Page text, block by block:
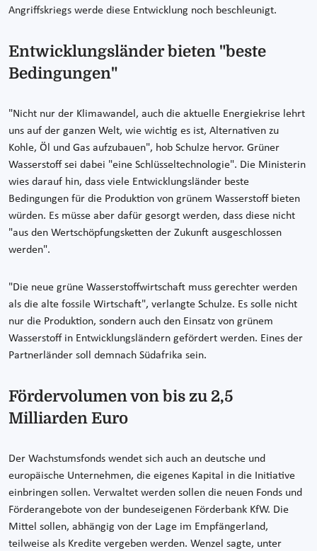
Angriffskriegs werde diese Entwicklung noch beschleunigt.
Entwicklungsländer bieten "beste
Bedingungen"
"Nicht nur der Klimawandel, auch die aktuelle Energiekrise lehrt
uns auf der ganzen Welt, wie wichtig es ist, Alternativen zu
Kohle, Öl und Gas aufzubauen", hob Schulze hervor. Grüner
Wasserstoff sei dabei "eine Schlüsseltechnologie". Die Ministerin
wies darauf hin, dass viele Entwicklungsländer beste
Bedingungen für die Produktion von grünem Wasserstoff bieten
würden. Es müsse aber dafür gesorgt werden, dass diese nicht
"aus den Wertschöpfungsketten der Zukunft ausgeschlossen
werden".
"Die neue grüne Wasserstoffwirtschaft muss gerechter werden
als die alte fossile Wirtschaft", verlangte Schulze. Es solle nicht
nur die Produktion, sondern auch den Einsatz von grünem
Wasserstoff in Entwicklungsländern gefördert werden. Eines der
Partnerländer soll demnach Südafrika sein.
Fördervolumen von bis zu 2,5
Milliarden Euro
Der Wachstumsfonds wendet sich auch an deutsche und
europäische Unternehmen, die eigenes Kapital in die Initiative
einbringen sollen. Verwaltet werden sollen die neuen Fonds und
Förderangebote von der bundeseigenen Förderbank KfW. Die
Mittel sollen, abhängig von der Lage im Empfängerland,
teilweise als Kredite vergeben werden. Wenzel sagte, unter